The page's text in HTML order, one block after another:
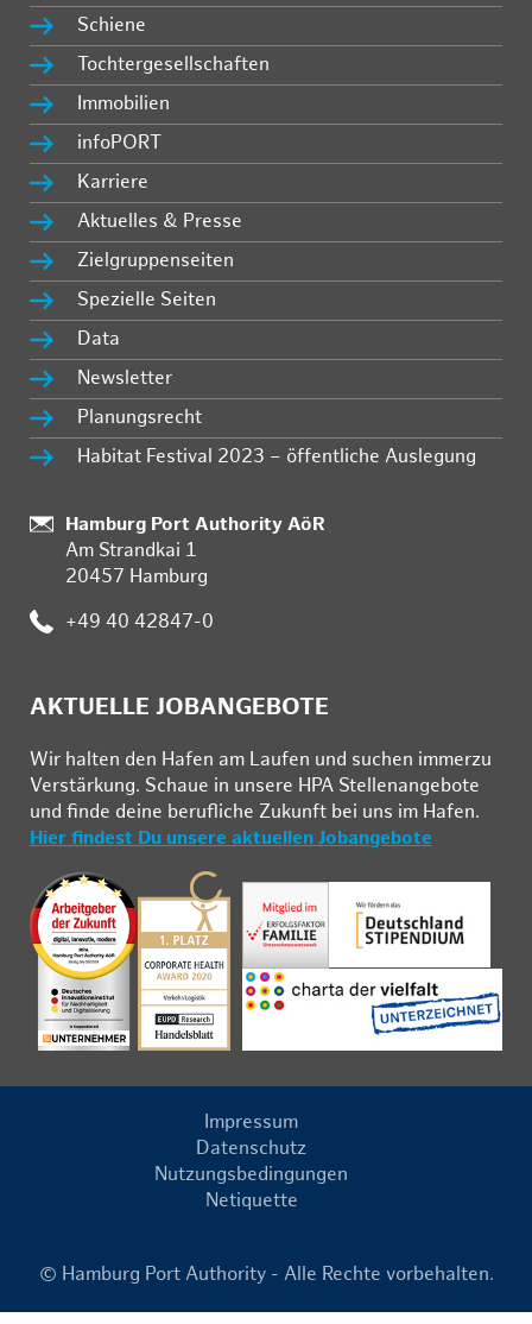
Schiene
Tochtergesellschaften
Immobilien
infoPORT
Karriere
Aktuelles & Presse
Zielgruppenseiten
Spezielle Seiten
Data
Newsletter
Planungsrecht
Habitat Festival 2023 – öffentliche Auslegung
Standort:
Hamburg Port Authority AöR
Am Strandkai 1
20457 Hamburg
Telefon:
+49 40 42847-0
AKTUELLE JOBANGEBOTE
Wir hal­ten den Ha­fen am Lau­fen und su­chen im­mer­zu
Ver­stär­kung. Schau­e in un­se­re HPA Stel­len­an­ge­bo­te
und fin­de deine be­ruf­li­che Zu­kunft bei uns im Ha­fen.
Hier findest Du unsere aktuellen Jobangebote
Impressum
Datenschutz
Nutzungsbedingungen
Netiquette
© Hamburg Port Authority - Alle Rechte vorbehalten.